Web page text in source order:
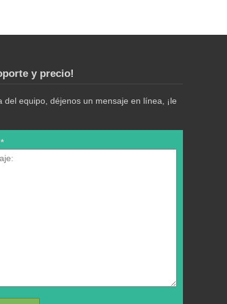
y precio!
equipo, déjenos un mensaje en línea, ¡le